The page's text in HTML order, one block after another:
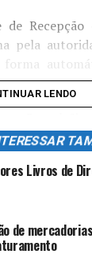
Recepção
pela
forma
a instrução
site da
Anexação
LENDO
Livros de
de mercadorias